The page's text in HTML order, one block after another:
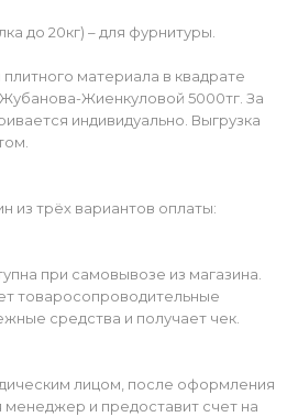
до 20кг) – для фурнитуры.
материала в квадрате
Жиенкуловой 5000тг. За
индивидуально. Выгрузка
из трёх вариантов оплаты:
при самовывозе из магазина.
товаросопроводительные
средства и получает чек.
лицом, после оформления
менеджер и предоставит счет на